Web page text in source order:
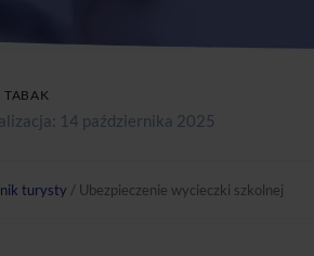
14 października 2025
turysty / Ubezpieczenie wycieczki szkolnej